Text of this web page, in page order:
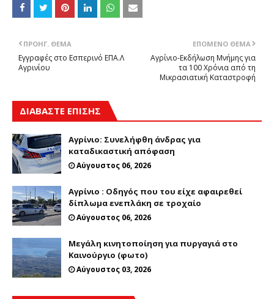
ΕΠΌΜΕΝΟ ΘΈΜΑ
Αγρίνιο-Εκδήλωση Μνήμης για
τα 100 Χρόνια από τη
Μικρασιατική Καταστροφή
ΠΡΟΗΓ. ΘΈΜΑ
Εγγραφές στο Εσπερινό ΕΠΑ.Λ
Αγρινίου
ΔΙΑΒΑΣΤΕ ΕΠΙΣΗΣ
Αγρίνιο: Συνελήφθη άνδρας για
καταδικαστική απόφαση
Αύγουστος 06, 2026
Αγρίνιο : Οδηγός που του είχε αφαιρεθεί
δίπλωμα ενεπλάκη σε τροχαίο
Αύγουστος 06, 2026
Μεγάλη κινητοποίηση για πυργαγιά στο
Καινούργιο (φωτο)
Αύγουστος 03, 2026